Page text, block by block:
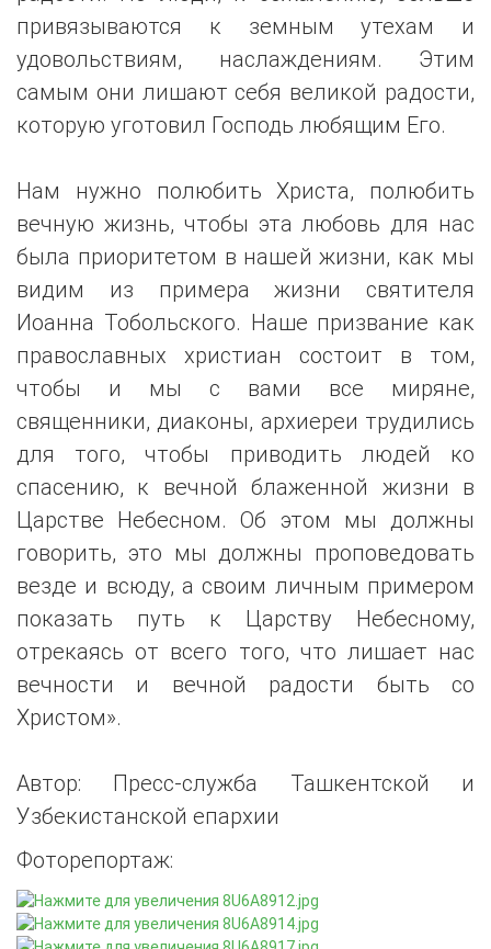
привязываются к земным утехам и
удовольствиям, наслаждениям. Этим
самым они лишают себя великой радости,
которую уготовил Господь любящим Его.
Нам нужно полюбить Христа, полюбить
вечную жизнь, чтобы эта любовь для нас
была приоритетом в нашей жизни, как мы
видим из примера жизни святителя
Иоанна Тобольского. Наше призвание как
православных христиан состоит в том,
чтобы и мы с вами все миряне,
священники, диаконы, архиереи трудились
для того, чтобы приводить людей ко
спасению, к вечной блаженной жизни в
Царстве Небесном. Об этом мы должны
говорить, это мы должны проповедовать
везде и всюду, а своим личным примером
показать путь к Царству Небесному,
отрекаясь от всего того, что лишает нас
вечности и вечной радости быть со
Христом».
Автор: Пресс-служба Ташкентской и
Узбекистанской епархии
Фоторепортаж: